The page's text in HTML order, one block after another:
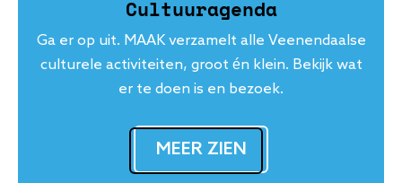
Cultuuragenda
Ga er op uit. MAAK verzamelt alle Veenendaalse
culturele activiteiten, groot én klein. Bekijk wat
er te doen is en bezoek.
MEER ZIEN